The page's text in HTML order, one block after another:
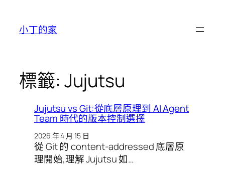
小丁的家
標籤: Jujutsu
Jujutsu vs Git:從底層原理到 AI Agent
Team 時代的版本控制選擇
2026 年 4 月 15 日
從 Git 的 content-addressed 底層原
理開始,理解 Jujutsu 如…